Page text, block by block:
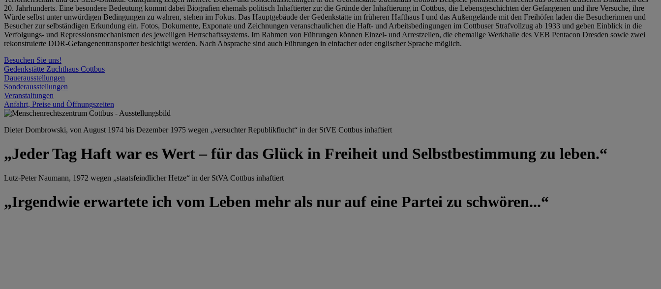
20. Jahrhunderts. Eine besondere Bedeutung kommt dabei Biografien ehemals politisch Inhaftierter zu: die Gründe der Inhaftierung in Cottbus, die Lebensgeschichten der Gefangenen und ihre Versuche, ihre
Würde selbst unter unwürdigen Bedingungen zu wahren, stehen im Fokus. Das Hauptgebäude der Gedenkstätte im früheren Hafthaus I und das Außengelände mit den Freihöfen laden die Besucherinnen und
Besucher zur selbständigen Erkundung ein. Fotos, Dokumente, Exponate und Zeichnungen veranschaulichen die Haft- und Arbeitsbedingungen im Cottbuser Strafvollzug ab 1933 und geben Einblick in die
Verfolgungs- und Repressionsmechanismen des jeweiligen Herrschaftssystems. Im Rahmen von Führungen können Einzel- und Arrestzellen, die ehemalige Werkhalle des VEB Pentacon Dresden sowie zwei
rekonstruierte DDR-Gefangenentransporter besichtigt werden. Nach Absprache sind auch Führungen in einfacher oder englischer Sprache möglich.
Besuchen Sie uns!
Gedenkstätte Zuchthaus Cottbus
Dauerausstellungen
Sonderausstellungen
Veranstaltungen
Anfahrt, Preise und Öffnungszeiten
Dieter Dombrowski, von August 1974 bis Dezember 1975 wegen „versuchter Republikflucht“ in der StVE Cottbus inhaftiert
„Jeder Tag Haft war es Wert – für das Glück in Freiheit und Selbstbestimmung zu leben.“
Lutz-Peter Naumann, 1972 wegen „staatsfeindlicher Hetze“ in der StVA Cottbus inhaftiert
„Irgendwie erwartete ich vom Leben mehr als nur auf eine Partei zu schwören...“